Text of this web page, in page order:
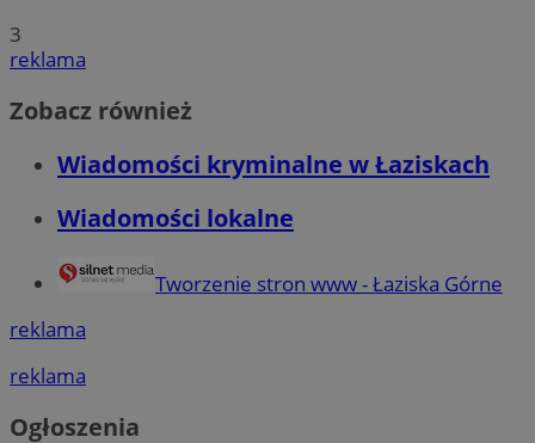
3
reklama
Zobacz również
Wiadomości kryminalne w Łaziskach
Wiadomości lokalne
Tworzenie stron www - Łaziska Górne
reklama
reklama
Ogłoszenia